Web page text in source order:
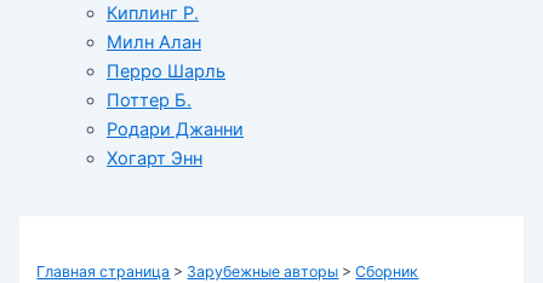
Киплинг Р.
Милн Алан
Перро Шарль
Поттер Б.
Родари Джанни
Хогарт Энн
Главная страница > Зарубежные авторы >Сборник